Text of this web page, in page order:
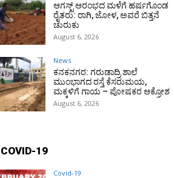
ಆಗಸ್ಟ್ ಆರಂಭದ ಮಳೆಗೆ ಹರ್ಷಗೊಂಡ
ರೈತರು: ರಾಗಿ, ಜೋಳ, ಅವರೆ ಬಿತ್ತನೆ
ಚುರುಕು
August 6, 2026
News
ಕನಕನಗರ: ಗರುಡಾದ್ರಿ ಶಾಲೆ
ಮುಂಭಾಗದ ರಸ್ತೆ ಕೆಸರುಮಯ,
ಮಕ್ಕಳಿಗೆ ಗಾಯ – ಪೋಷಕರ ಆಕ್ರೋಶ
August 6, 2026
COVID-19
Covid-19